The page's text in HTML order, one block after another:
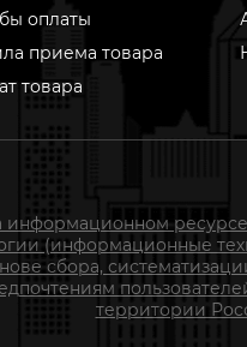
оплаты
приема товара
товара
информационном
(информационные
сбора,
территории